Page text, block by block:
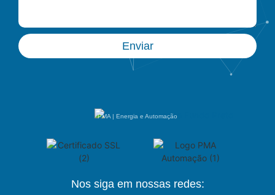
Enviar
PMA | Energia e Automação
Nos siga em nossas redes: